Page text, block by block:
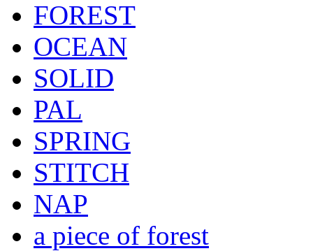
FOREST
OCEAN
SOLID
PAL
SPRING
STITCH
NAP
a piece of forest